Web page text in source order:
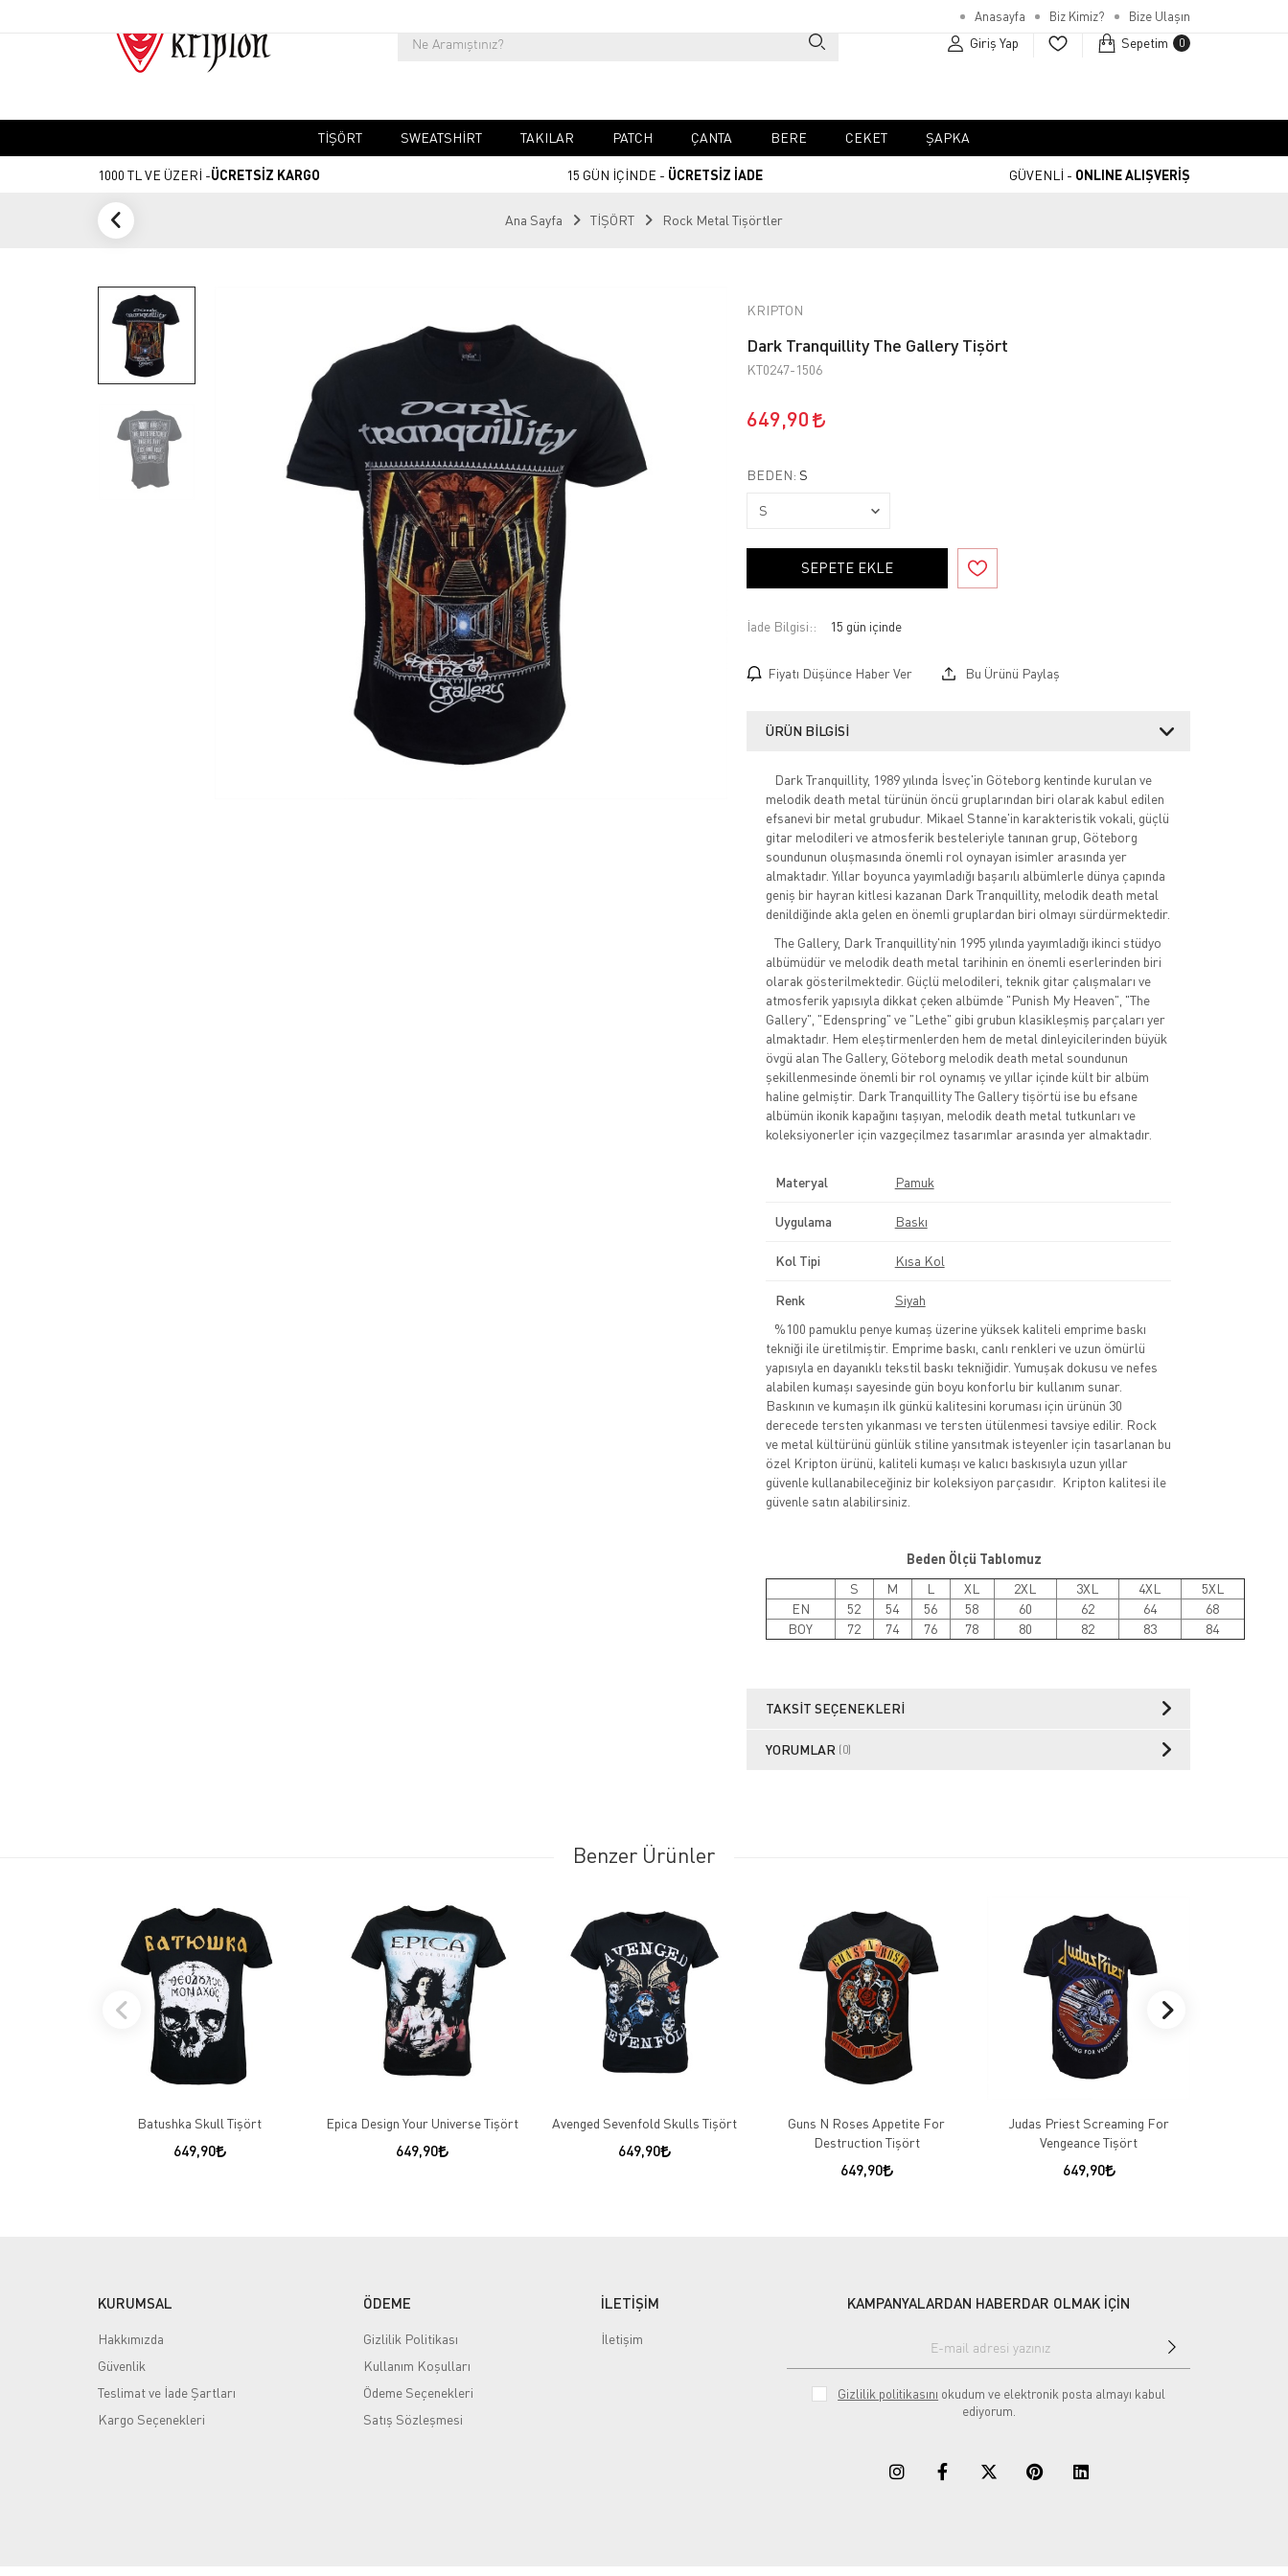
Anasayfa Biz Kimiz? Bize Ulaşın
Giriş Yap Sepetim 0
TIŞÖRT SWEATSHIRT TAKILAR PATCH ÇANTA BERE CEKET ŞAPKA
1000 TL VE ÜZERİ -ÜCRETSİZ KARGO 15 GÜN İÇİNDE - ÜCRETSİZ İADE GÜVENLİ - ONLINE ALIŞVERİŞ
Ana Sayfa TİŞÖRT Rock Metal Tişörtler
KRIPTON
Dark Tranquillity The Gallery Tişört
KT0247-1506
649,90
BEDEN: S
SEPETE EKLE
İade Bilgisi:
Fiyatı Düşünce Haber Ver Bu Ürünü Paylaş
ÜRÜN BILGISI
Dark Tranquillity, 1989 yılında İsveç'in Göteborg kentinde kurulan ve
melodik death metal türünün öncü gruplarından biri olarak kabul edilen
efsanevi bir metal grubudur. Mikael Stanne'in karakteristik vokali, güçlü
gitar melodileri ve atmosferik besteleriyle tanınan grup, Göteborg
soundunun oluşmasında önemli rol oynayan isimler arasında yer
almaktadır. Yıllar boyunca yayımladığı başarılı albümlerle dünya çapında
geniş bir hayran kitlesi kazanan Dark Tranquillity, melodik death metal
denildiğinde akla gelen en önemli gruplardan biri olmayı sürdürmektedir.
The Gallery, Dark Tranquillity'nin 1995 yılında yayımladığı ikinci stüdyo
albümüdür ve melodik death metal tarihinin en önemli eserlerinden biri
olarak gösterilmektedir. Güçlü melodileri, teknik gitar çalışmaları ve
atmosferik yapısıyla dikkat çeken albümde "Punish My Heaven", "The
Gallery", "Edenspring" ve "Lethe" gibi grubun klasikleşmiş parçaları yer
almaktadır. Hem eleştirmenlerden hem de metal dinleyicilerinden büyük
övgü alan The Gallery, Göteborg melodik death metal soundunun
şekillenmesinde önemli bir rol oynamış ve yıllar içinde kült bir albüm
haline gelmiştir. Dark Tranquillity The Gallery tişörtü ise bu efsane
albümün ikonik kapağını taşıyan, melodik death metal tutkunları ve
koleksiyonerler için vazgeçilmez tasarımlar arasında yer almaktadır.
Materyal Pamuk
Uygulama Baskı
Kol Tipi Kısa Kol
Renk
Siyah
%100 pamuklu penye kumaş üzerine yüksek kaliteli emprime baskı
tekniği ile üretilmiştir. Emprime baskı, canlı renkleri ve uzun ömürlü
yapısıyla en dayanıklı tekstil baskı tekniğidir. Yumuşak dokusu ve nefes
alabilen kumaşı sayesinde gün boyu konforlu bir kullanım sunar.
Baskının ve kumaşın ilk günkü kalitesini koruması için ürünün 30
derecede tersten yıkanması ve tersten ütülenmesi tavsiye edilir. Rock
ve metal kültürünü günlük stiline yansıtmak isteyenler için tasarlanan bu
özel Kripton ürünü, kaliteli kumaşı ve kalıcı baskısıyla uzun yıllar
güvenle kullanabileceğiniz bir koleksiyon parçasıdır. Kripton kalitesi ile
güvenle satın alabilirsiniz.
Beden Ölçü Tablomuz
S
M L XL 2XL 3XL 4XL
5XL
EN
52 54 56 58 60 62 64
68
BOY
72 74 76 78 80 82 83 84
TAKSIT SEÇENEKLERI
YORUMLAR (0)
Benzer Ürünler
Batushka Skull Tişört
649,90
Epica Design Your Universe Tişört
649,90
Avenged Sevenfold Skulls Tişört
649,90
Guns N Roses Appetite For
Destruction Tişört
649,90
Judas Priest Screaming For
Vengeance Tişört
649,90
KURUMSAL
Hakkımızda
Güvenlik
Teslimat ve İade Şartları
Kargo Seçenekleri
ÖDEME
Gizlilik Politikası
Kullanım Koşulları
Ödeme Seçenekleri
Satış Sözleşmesi
İLETİŞİM
İletişim
KAMPANYALARDAN HABERDAR OLMAK İÇİN
Gizlilik politikasını okudum ve elektronik posta almayı kabul
ediyorum.